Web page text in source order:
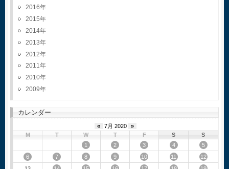
2016
2015
2014
2013
2012
2011
2010
2009
カレンダー
« 7月 2020
»
M
T W T F S
S
1
2 3 4
5
6
7 8 9 10 11
12